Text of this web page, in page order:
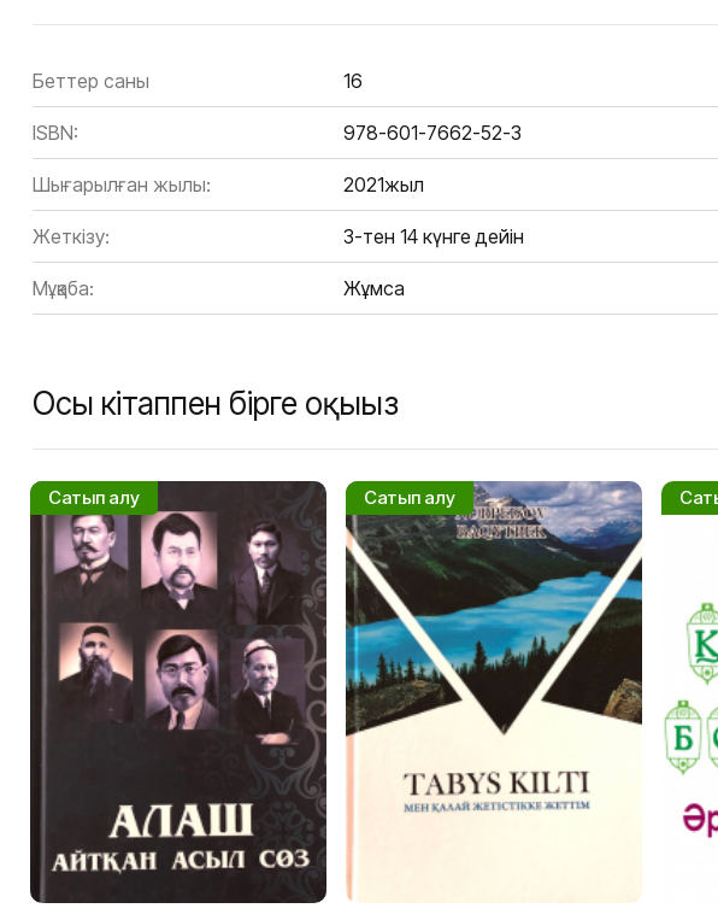
Беттер саны 16
ISBN: 978-601-7662-52-3
Шығарылған жылы: 2021жыл
Жеткізу: 3-тен 14 күнге дейін
Мұқаба: Жұмсақ
Осы кітаппен бірге оқыңыз
Сатып алу Сатып алу